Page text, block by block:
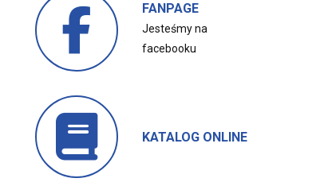
FANPAGE
Jesteśmy na
facebooku
KATALOG ONLINE